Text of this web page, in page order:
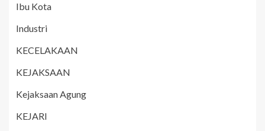
Ibu Kota
Industri
KECELAKAAN
KEJAKSAAN
Kejaksaan Agung
KEJARI